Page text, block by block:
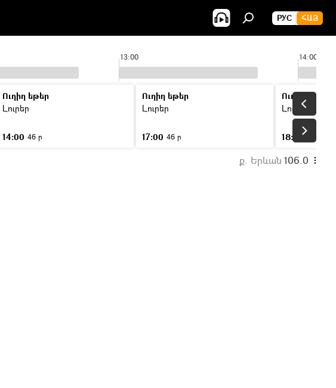
РУС ՀԱՅ
13:00 14:00
Ուղիղ եթեր
Լուրեր
14:00 46 ր
Ուղիղ եթեր
Լուրեր
17:00 46 ր
Ուղիղ եթեր
Լուրեր
18:00
ք. Երևան 106.0